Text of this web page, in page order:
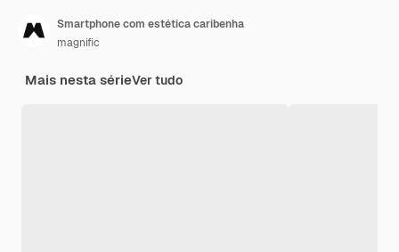
Smartphone com estética caribenha
magnific
Mais nesta sérieVer tudo